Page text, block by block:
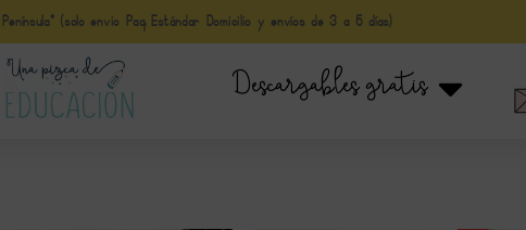
(solo envio Paq Estándar Domicilio y envíos de 3 a 5 días)
Descargables gratis